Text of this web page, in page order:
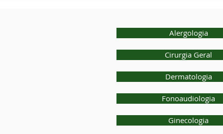
Alergologia
Cirurgia Geral
Dermatologia
Fonoaudiologia
Ginecologia